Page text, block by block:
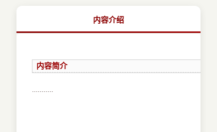
内容介绍
内容简介
...........